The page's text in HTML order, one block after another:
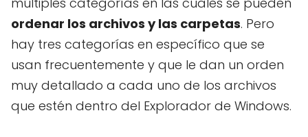
ordenar los archivos y las carpetas. Pero
hay tres categorías en específico que se
usan frecuentemente y que le dan un orden
muy detallado a cada uno de los archivos
que estén dentro del Explorador de Windows.